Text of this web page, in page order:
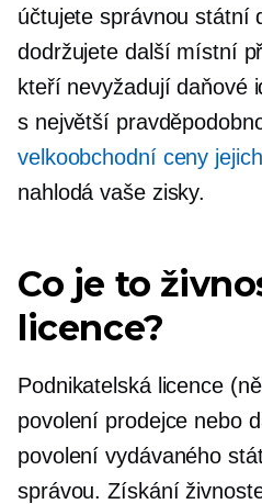
účtujete správnou státní
dodržujete další místní
kteří nevyžadují daňové
s největší
velkoobchodní ceny
nahlodá vaše zisky.
Co je to
licence?
Podnikatelská licence
povolení prodejce nebo
povolení vydávaného
správou. Získání